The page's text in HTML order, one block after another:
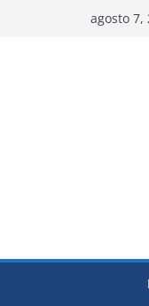
agosto 7,